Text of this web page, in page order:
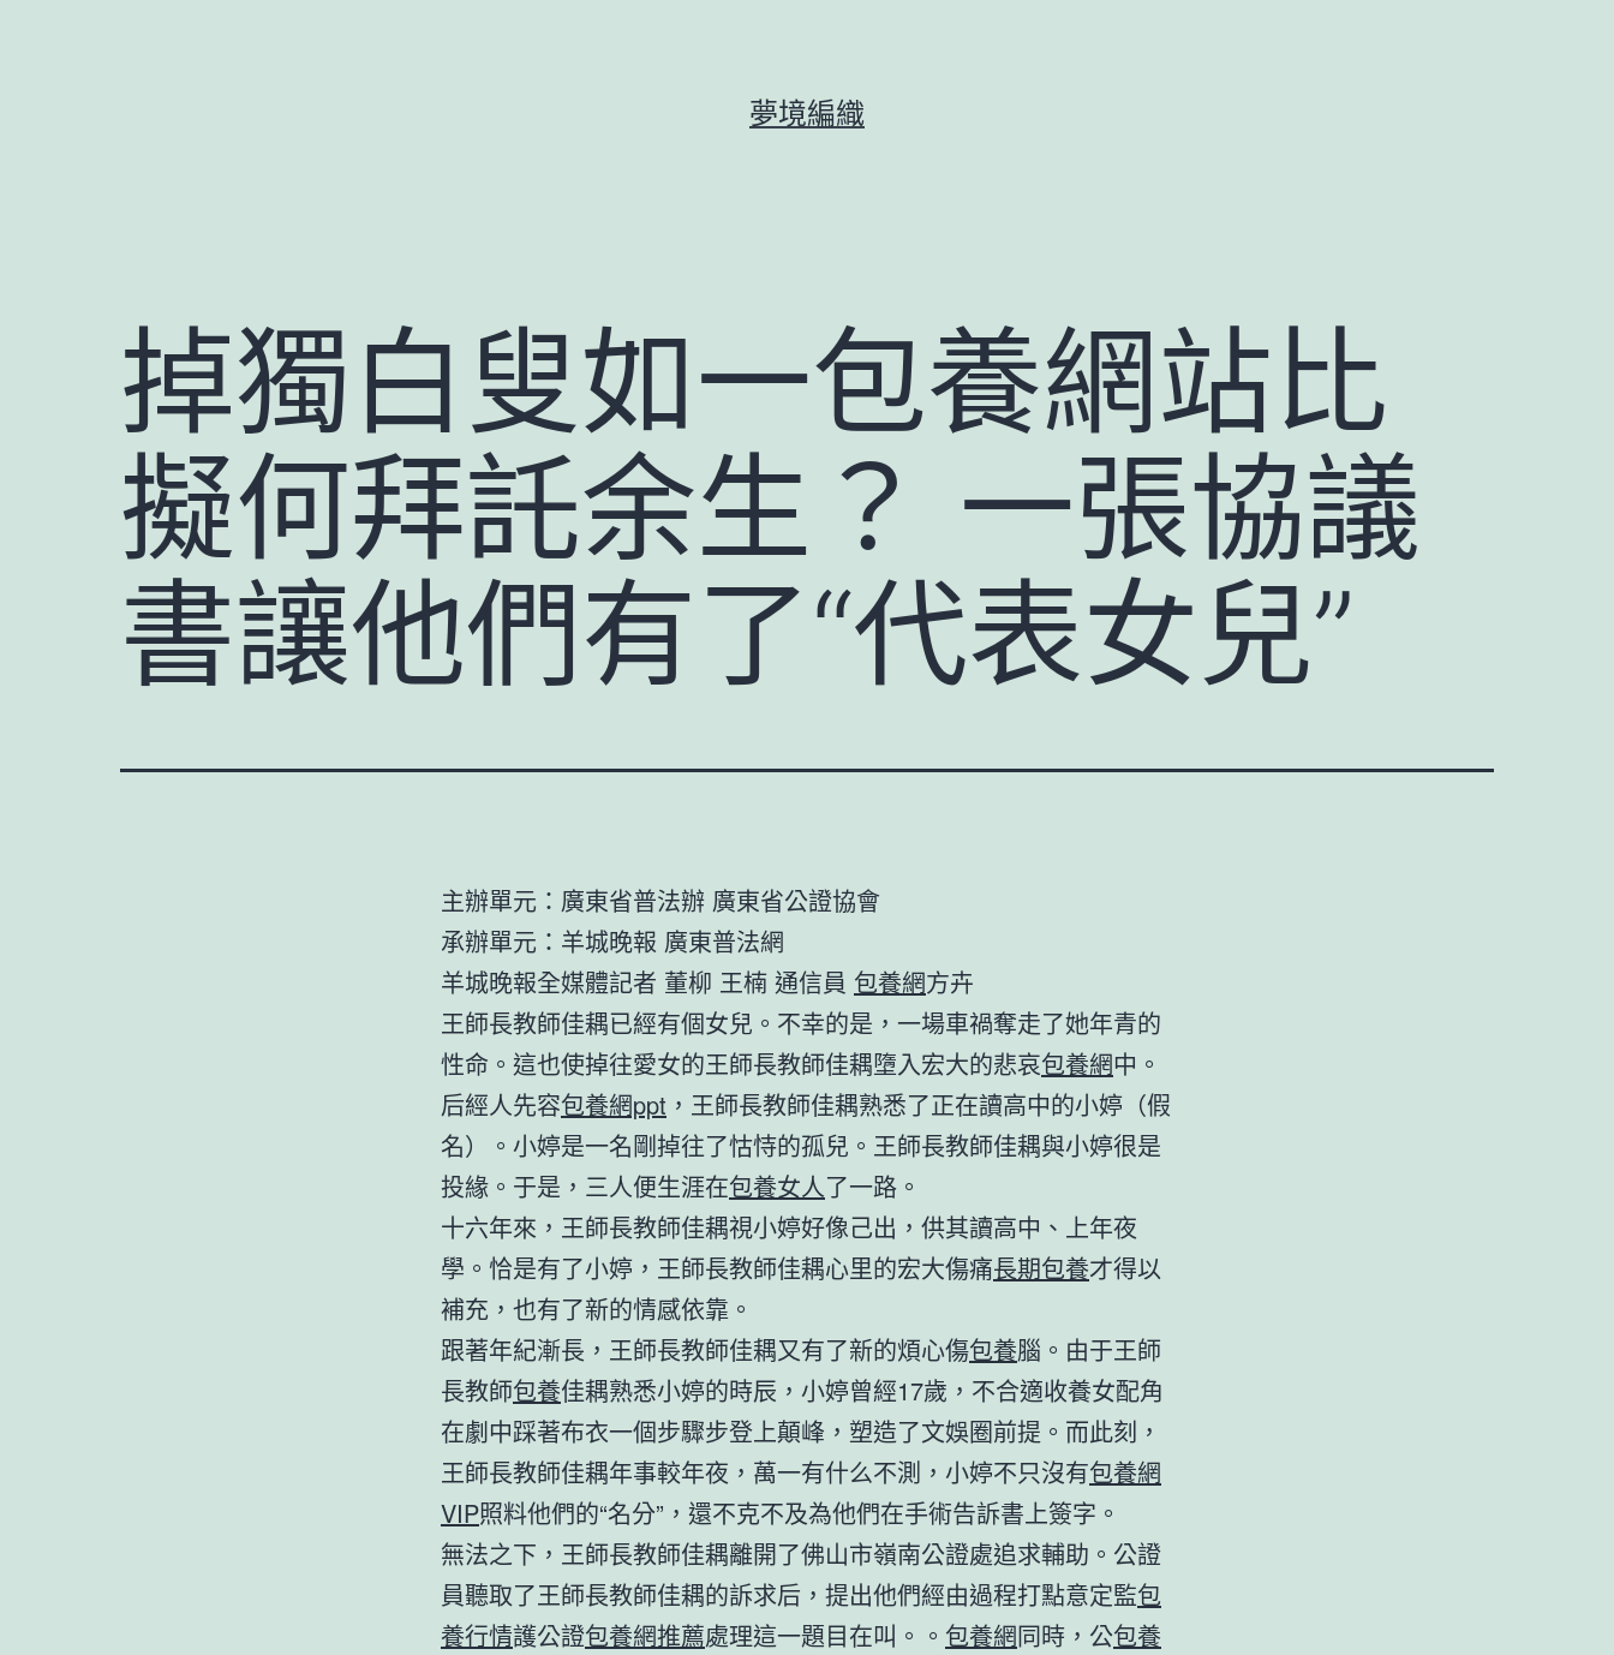
夢境編織
掉獨白叟如一包養網站比
擬何拜託余生？ 一張協議
書讓他們有了“代表女兒”
主辦單元：廣東省普法辦 廣東省公證協會
承辦單元：羊城晚報 廣東普法網
羊城晚報全媒體記者 董柳 王楠 通信員 包養網方卉
王師長教師佳耦已經有個女兒。不幸的是，一場車禍奪走了她年青的
性命。這也使掉往愛女的王師長教師佳耦墮入宏大的悲哀包養網中。
后經人先容包養網ppt ，王師長教師佳耦熟悉了正在讀高中的小婷（假
名）。小婷是一名剛掉往了怙恃的孤兒。王師長教師佳耦與小婷很是
投緣。于是，三人便生涯在包養女人了一路。
十六年來，王師長教師佳耦視小婷好像己出，供其讀高中、上年夜
學。恰是有了小婷，王師長教師佳耦心里的宏大傷痛長期包養才得以
補充，也有了新的情感依靠。
跟著年紀漸長，王師長教師佳耦又有了新的煩心傷包養腦。由于王師
長教師包養佳耦熟悉小婷的時辰，小婷曾經17歲，不合適收養女配角
在劇中踩著布衣一個步驟步登上顛峰，塑造了文娛圈前提。而此刻，
王師長教師佳耦年事較年夜，萬一有什么不測，小婷不只沒有包養網
VIP照料他們的“名分”，還不克不及為他們在手術告訴書上簽字。
無法之下，王師長教師佳耦離開了佛山市嶺南公證處追求輔助。公證
員聽取了王師長教師佳耦的訴求后，提出他們經由過程打點意定監包
養行情護公證包養網推薦處理這一題目在叫。。 包養網同時，公包養